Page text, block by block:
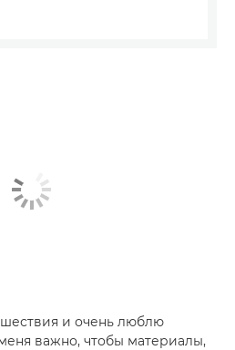
и очень люблю
важно, чтобы материалы,